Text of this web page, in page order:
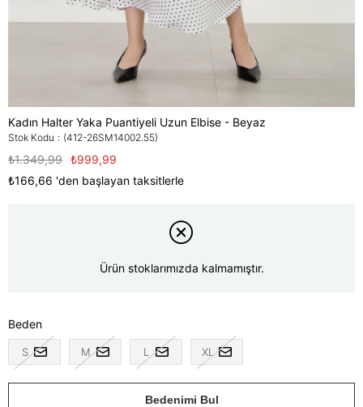
Kadın Halter Yaka Puantiyeli Uzun Elbise - Beyaz
Stok Kodu (412-26SM14002.55)
₺1.349,99 ₺999,99
₺166,66 'den başlayan taksitlerle
Ürün stoklarımızda kalmamıştır.
Beden
S M L XL
Bedenimi Bul